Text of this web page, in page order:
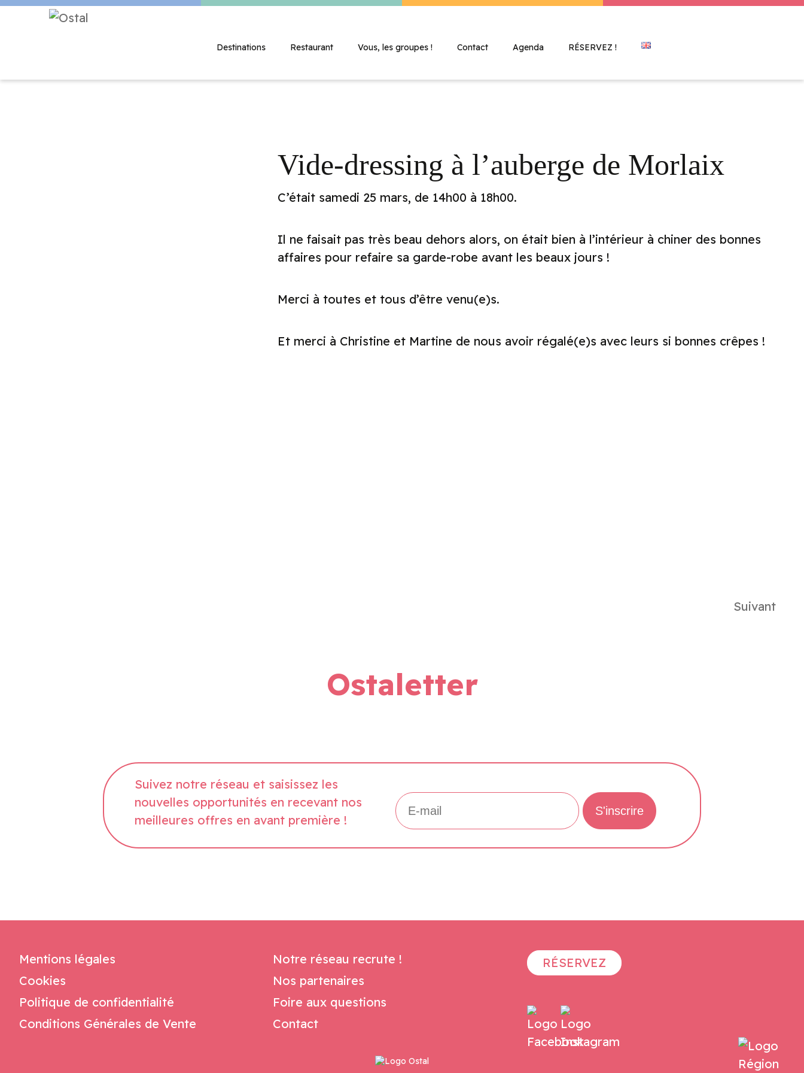
Destinations Restaurant Vous, les groupes ! Contact Agenda RÉSERVEZ !
Vide-dressing à l’auberge de Morlaix
C’était samedi 25 mars, de 14h00 à 18h00.
Il ne faisait pas très beau dehors alors, on était bien à l’intérieur à chiner des bonnes
affaires pour refaire sa garde-robe avant les beaux jours !
Merci à toutes et tous d’être venu(e)s.
Et merci à Christine et Martine de nous avoir régalé(e)s avec leurs si bonnes crêpes !
Suivant
Ostaletter
Suivez notre réseau et saisissez les
nouvelles opportunités en recevant nos
meilleures offres en avant première !
Mentions légales
Cookies
Politique de confidentialité
Conditions Générales de Vente
Notre réseau recrute !
Nos partenaires
Foire aux questions
Contact
RÉSERVEZ